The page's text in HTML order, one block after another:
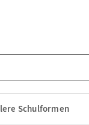
Schulformen